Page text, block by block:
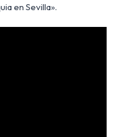
en Sevilla».